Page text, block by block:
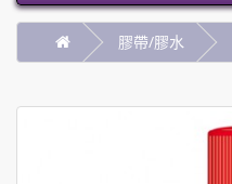
膠帶/膠水